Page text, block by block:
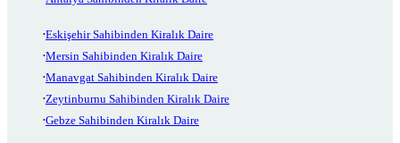
Eskişehir Sahibinden Kiralık Daire
Mersin Sahibinden Kiralık Daire
Manavgat Sahibinden Kiralık Daire
Zeytinburnu Sahibinden Kiralık Daire
Gebze Sahibinden Kiralık Daire